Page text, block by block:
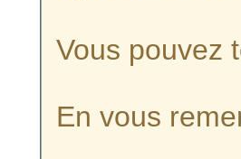
Vous pouvez
En vous